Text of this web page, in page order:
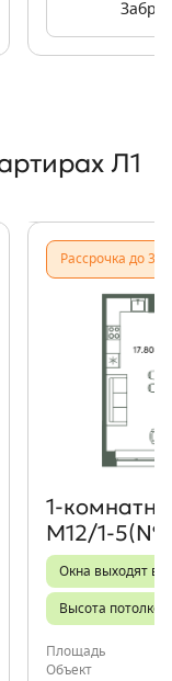
Л1
Рассрочка до
М12/1-
Окна выходят во
Высота
Площадь
Объект